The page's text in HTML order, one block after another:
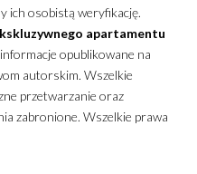
ich osobistą weryfikację.
apartamentu
opublikowane na
autorskim. Wszelkie
przetwarzanie oraz
zabronione. Wszelkie prawa